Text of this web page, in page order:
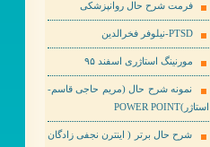
فرمت شرح حال روانپزشکی
PTSD-نیلوفر فخرالدین
مورنینگ استاژری اسفند ۹۵
نمونه شرح حال (مریم حاجی قاسم-
استاژر)POWER POINT
شرح حال برتر ( اینترن نجفی زادگان